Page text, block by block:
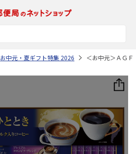
お中元・夏ギフト特集 2026 ＜お中元＞ＡＧ